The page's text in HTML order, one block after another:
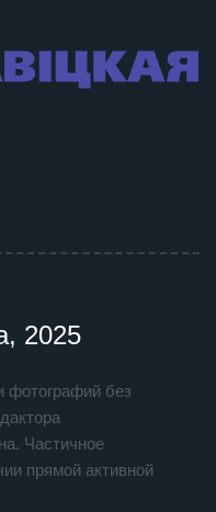
2025
фотографий без
Частичное
прямой активной